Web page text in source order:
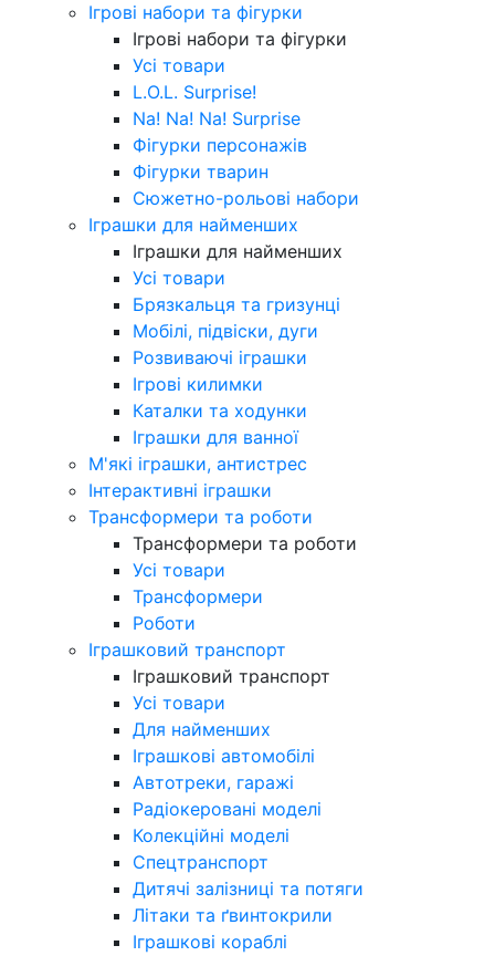
Ігрові набори та фігурки
Ігрові набори та фігурки
Усі товари
L.O.L. Surprise!
Na! Na! Na! Surprise
Фігурки персонажів
Фігурки тварин
Сюжетно-рольові набори
Іграшки для найменших
Іграшки для найменших
Усі товари
Брязкальця та гризунці
Мобілі, підвіски, дуги
Розвиваючі іграшки
Ігрові килимки
Каталки та ходунки
Іграшки для ванної
М'які іграшки, антистрес
Інтерактивні іграшки
Трансформери та роботи
Трансформери та роботи
Усі товари
Трансформери
Роботи
Іграшковий транспорт
Іграшковий транспорт
Усі товари
Для найменших
Іграшкові автомобілі
Автотреки, гаражі
Радіокеровані моделі
Колекційні моделі
Спецтранспорт
Дитячі залізниці та потяги
Літаки та ґвинтокрили
Іграшкові кораблі